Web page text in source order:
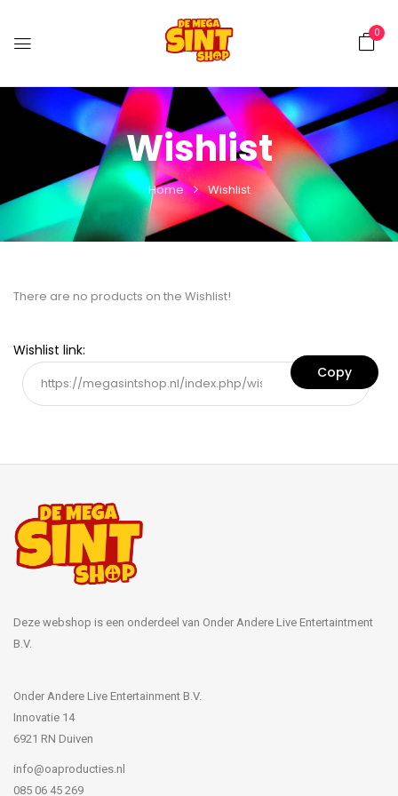
0
Wishlist
Home Wishlist
There are no products on the Wishlist!
Wishlist link:
Deze webshop is een onderdeel van Onder Andere Live Entertaintment
B.V.
Onder Andere Live Entertainment B.V.
Innovatie 14
6921 RN Duiven
info@oaproducties.nl
085 06 45 269